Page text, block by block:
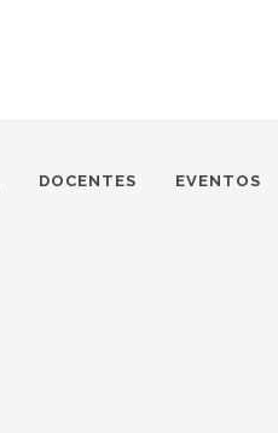
DOCENTES EVENTOS